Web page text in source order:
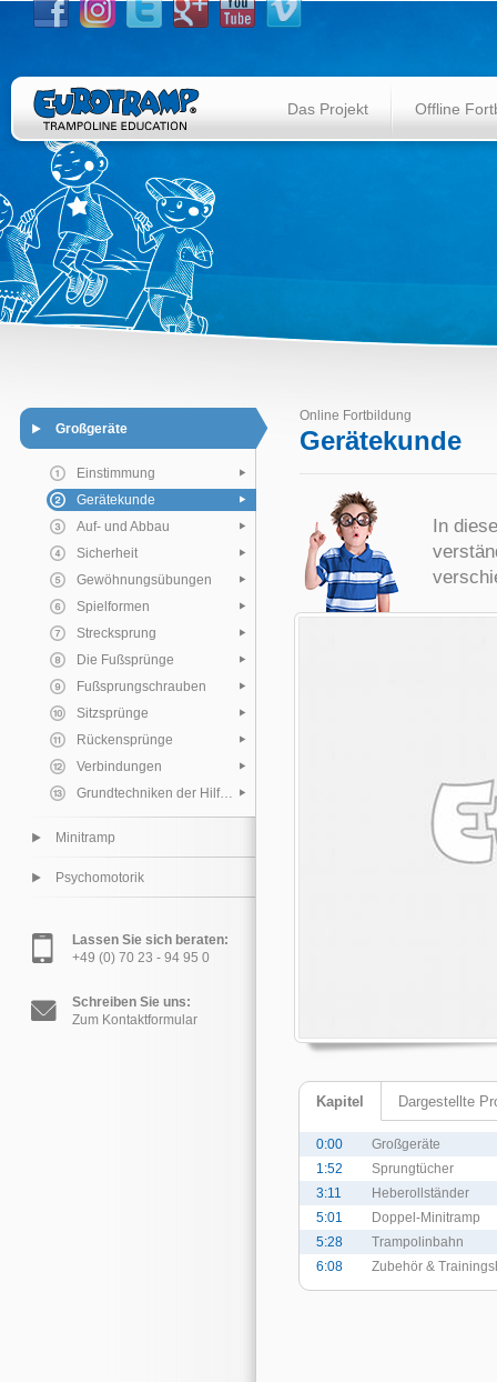
Das Projekt Offline
Großgeräte
Einstimmung
Gerätekunde
Auf- und Abbau
Sicherheit
Gewöhnungsübungen
Spielformen
Strecksprung
Die Fußsprünge
Fußsprungschrauben
Sitzsprünge
Rückensprünge
Verbindungen
Grundtechniken der Hilfeleistungen
Minitramp
Psychomotorik
Lassen Sie sich beraten:
+49 (0) 70 23 - 94 95 0
Schreiben Sie uns:
Zum Kontaktformular
Online Fortbildung
Gerätekunde
In
Kapitel Dargestellte
0:00
Großgeräte
1:52
Sprungtücher
3:11
Heberollständer
5:01
Doppel-Minitramp
5:28
Trampolinbahn
6:08
Zubehör &